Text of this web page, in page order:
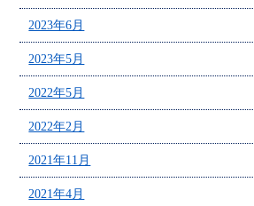
2023年6月
2023年5月
2022年5月
2022年2月
2021年11月
2021年4月